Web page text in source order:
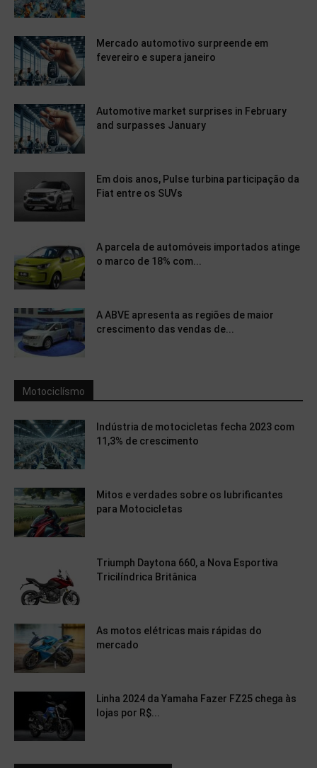
Mercado automotivo surpreende em
fevereiro e supera janeiro
Automotive market surprises in February
and surpasses January
Em dois anos, Pulse turbina participação da
Fiat entre os SUVs
A parcela de automóveis importados atinge
o marco de 18% com...
A ABVE apresenta as regiões de maior
crescimento das vendas de...
Motociclísmo
Indústria de motocicletas fecha 2023 com
11,3% de crescimento
Mitos e verdades sobre os lubrificantes
para Motocicletas
Triumph Daytona 660, a Nova Esportiva
Tricilíndrica Britânica
As motos elétricas mais rápidas do
mercado
Linha 2024 da Yamaha Fazer FZ25 chega às
lojas por R$...